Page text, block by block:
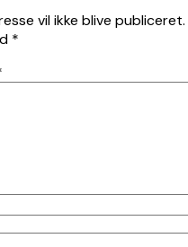
vil ikke blive publiceret.
*